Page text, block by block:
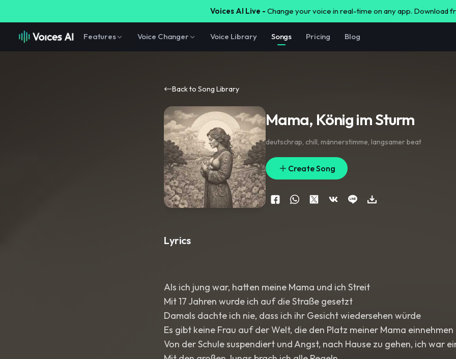
Voices AI Live - Change your voice in real-time on any app. Download
Features Voice Changer Voice Library Songs Pricing Blog
Back to Song Library
Mama, König im Sturm
deutschrap, chill, männerstimme, langsamer beat
Create Song
Lyrics
Als ich jung war, hatten meine Mama und ich Streit
Mit 17 Jahren wurde ich auf die Straße gesetzt
Damals dachte ich nie, dass ich ihr Gesicht wiedersehen würde
Es gibt keine Frau auf der Welt, die den Platz meiner Mama
Von der Schule suspendiert und Angst, nach Hause zu gehen, ich war